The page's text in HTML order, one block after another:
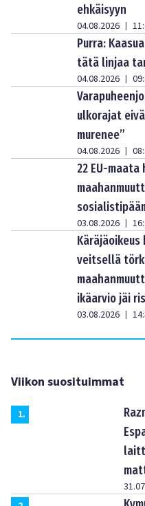
ehkäisyyn
04.08.2026 |
Purra:
tätä linjaa
04.08.2026 |
ulkorajat
murenee”
04.08.2026 |
22 EU-
03.08.2026 |
veitsellä
ikäarvio jäi
03.08.2026 |
Viikon suosituimmat
1.